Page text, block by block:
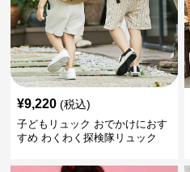
¥9,220 (税込)
子どもリュック おでかけにおす
すめ わくわく探検隊リュック